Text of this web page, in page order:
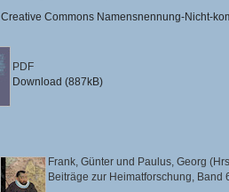
Creative Commons Namensnennung-Nicht-
PDF
Download (887kB)
Frank, Günter und Paulus, Georg
Beiträge zur Heimatforschung, Band